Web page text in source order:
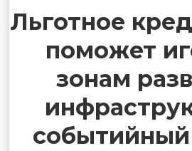
Льготное
поможет
зонам